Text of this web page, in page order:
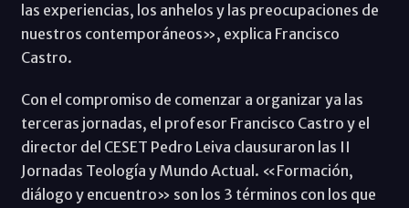
las experiencias, los anhelos y las preocupaciones de
nuestros contemporáneos», explica Francisco
Castro.
Con el compromiso de comenzar a organizar ya las
terceras jornadas, el profesor Francisco Castro y el
director del CESET Pedro Leiva clausuraron las II
Jornadas Teología y Mundo Actual. «Formación,
diálogo y encuentro» son los 3 términos con los que